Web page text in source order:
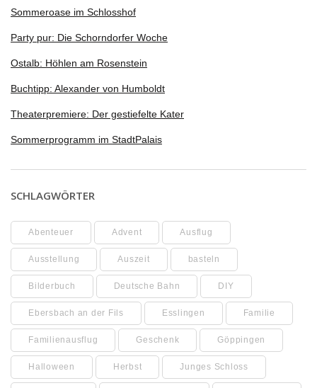
Sommeroase im Schlosshof
Party pur: Die Schorndorfer Woche
Ostalb: Höhlen am Rosenstein
Buchtipp: Alexander von Humboldt
Theaterpremiere: Der gestiefelte Kater
Sommerprogramm im StadtPalais
SCHLAGWÖRTER
Abenteuer Advent Ausflug
Ausstellung Auszeit basteln
Bilderbuch Deutsche Bahn DIY
Ebersbach an der Fils Esslingen Familie
Familienausflug Geschenk Göppingen
Halloween Herbst Junges Schloss